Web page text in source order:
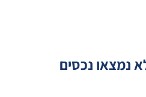
נמצאו נכסים